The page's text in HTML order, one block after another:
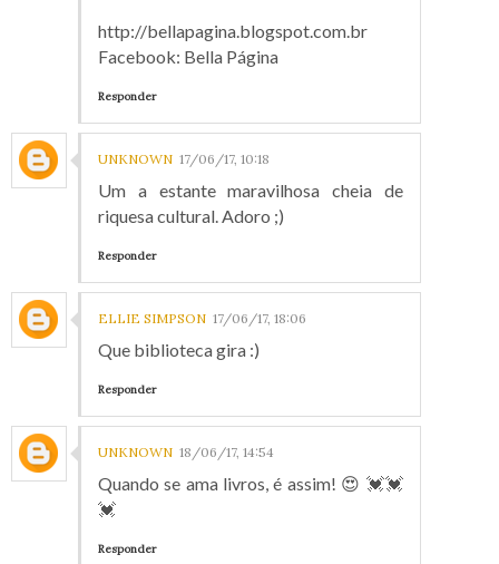
http://bellapagina.blogspot.com.br
Facebook: Bella Página
Responder
UNKNOWN 17/06/17, 10:18
Um a estante maravilhosa cheia de
riquesa cultural. Adoro ;)
Responder
ELLIE SIMPSON 17/06/17, 18:06
Que biblioteca gira :)
Responder
UNKNOWN 18/06/17, 14:54
Quando se ama livros, é assim! 😍 💓💓
💓
Responder